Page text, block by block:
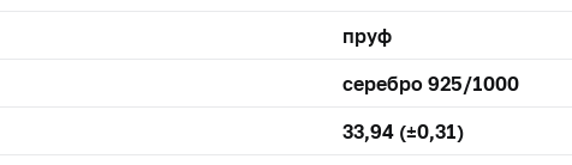
пруф
серебро 925/1000
33,94 (±0,31)